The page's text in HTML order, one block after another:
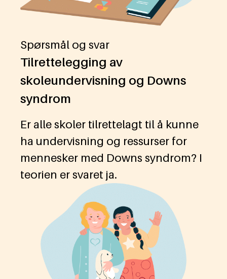
Spørsmål og svar
Tilrettelegging av
skoleundervisning og Downs
syndrom
Er alle skoler tilrettelagt til å kunne
ha undervisning og ressurser for
mennesker med Downs syndrom? I
teorien er svaret ja.